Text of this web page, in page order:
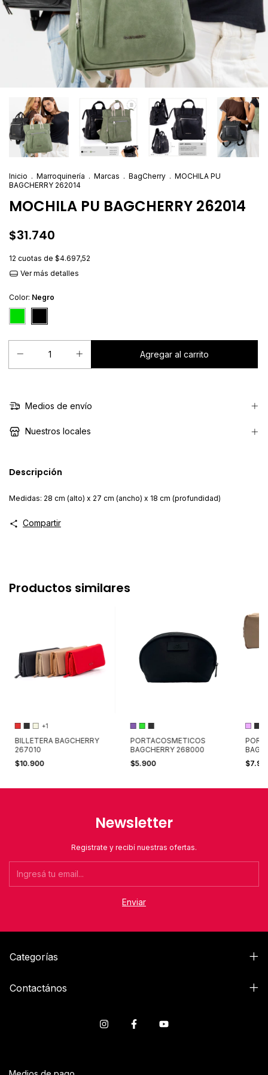
Inicio . Marroquinería . Marcas . BagCherry . MOCHILA PU
BAGCHERRY 262014
MOCHILA PU BAGCHERRY 262014
$31.740
12 cuotas de $4.697,52
Ver más detalles
Color: Negro
Medios de envío
Nuestros locales
Descripción
Medidas: 28 cm (alto) x 27 cm (ancho) x 18 cm (profundidad)
Compartir
Productos similares
+1
BILLETERA BAGCHERRY
267010
$10.900
PORTACOSMETICOS
BAGCHERRY 268000
$5.900
Newsletter
Registrate y recibí nuestras ofertas.
Categorías
Contactános